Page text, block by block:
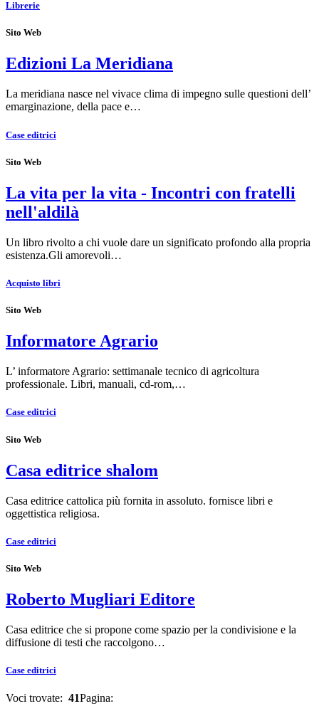
Librerie
Sito Web
Edizioni La Meridiana
La meridiana nasce nel vivace clima di impegno sulle questioni dell’
emarginazione, della pace e…
Case editrici
Sito Web
La vita per la vita - Incontri con fratelli
nell'aldilà
Un libro rivolto a chi vuole dare un significato profondo alla propria
esistenza.Gli amorevoli…
Acquisto libri
Sito Web
Informatore Agrario
L’ informatore Agrario: settimanale tecnico di agricoltura
professionale. Libri, manuali, cd-rom,…
Case editrici
Sito Web
Casa editrice shalom
Casa editrice cattolica più fornita in assoluto. fornisce libri e
oggettistica religiosa.
Case editrici
Sito Web
Roberto Mugliari Editore
Casa editrice che si propone come spazio per la condivisione e la
diffusione di testi che raccolgono…
Case editrici
Voci trovate: 41Pagina: